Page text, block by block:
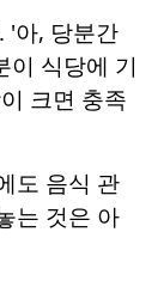
'아, 당분간
이 식당에 기
크면 충족
도 음식 관
는 것은 아